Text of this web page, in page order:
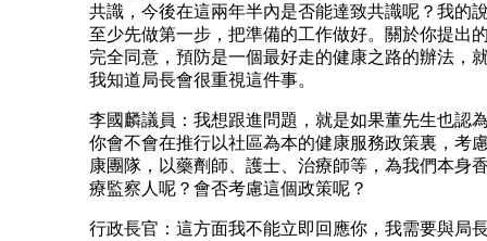
共識，今後在這兩年半內是否能達致共識呢？我的
至少先做第一步，把準備的工作做好。關於你提出
完全同意，預防是一個最好走的健康之路的辦法，
我知道局長會很重視這件事。
李國麟議員：我想跟進問題，就是如果董先生也認
你會不會在推行以社區為本的健康服務政策裏，考
康團隊，以藥劑師、護士、治療師等，為我們本身
療監察人呢？會否考慮這個政策呢？
行政長官：這方面我不能立即回應你，我需要與局